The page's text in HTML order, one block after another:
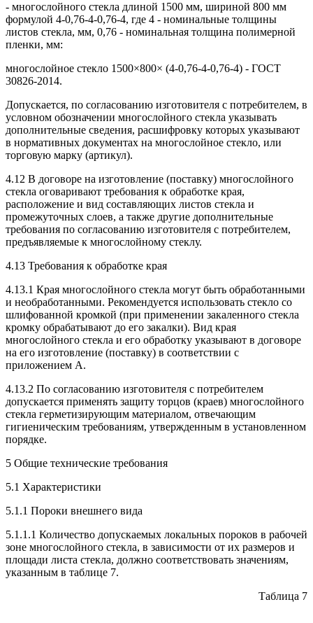
- многослойного стекла длиной 1500 мм, шириной 800 мм
формулой 4-0,76-4-0,76-4, где 4 - номинальные толщины
листов стекла, мм, 0,76 - номинальная толщина полимерной
пленки, мм:
многослойное стекло 1500×800× (4-0,76-4-0,76-4) - ГОСТ
30826-2014.
Допускается, по согласованию изготовителя с потребителем, в
условном обозначении многослойного стекла указывать
дополнительные сведения, расшифровку которых указывают
в нормативных документах на многослойное стекло, или
торговую марку (артикул).
4.12 В договоре на изготовление (поставку) многослойного
стекла оговаривают требования к обработке края,
расположение и вид составляющих листов стекла и
промежуточных слоев, а также другие дополнительные
требования по согласованию изготовителя с потребителем,
предъявляемые к многослойному стеклу.
4.13 Требования к обработке края
4.13.1 Края многослойного стекла могут быть обработанными
и необработанными. Рекомендуется использовать стекло со
шлифованной кромкой (при применении закаленного стекла
кромку обрабатывают до его закалки). Вид края
многослойного стекла и его обработку указывают в договоре
на его изготовление (поставку) в соответствии с
приложением А.
4.13.2 По согласованию изготовителя с потребителем
допускается применять защиту торцов (краев) многослойного
стекла герметизирующим материалом, отвечающим
гигиеническим требованиям, утвержденным в установленном
порядке.
5 Общие технические требования
5.1 Характеристики
5.1.1 Пороки внешнего вида
5.1.1.1 Количество допускаемых локальных пороков в рабочей
зоне многослойного стекла, в зависимости от их размеров и
площади листа стекла, должно соответствовать значениям,
указанным в таблице 7.
Таблица 7